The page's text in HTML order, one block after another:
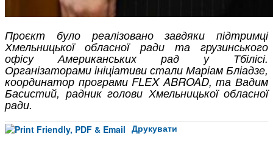
Проєкт було реалізовано завдяки підтримці
Хмельницької обласної ради та грузинського
офісу Американських рад у Тбілісі.
Організаторами ініціативи стали Маріам Бліадзе,
координатор програми FLEX ABROAD, та Вадим
Басистий, радник голови Хмельницької обласної
ради.
Друкувати